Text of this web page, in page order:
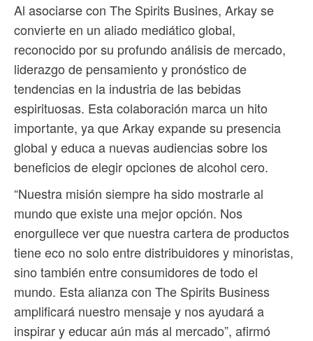
Al asociarse con The Spirits Busines, Arkay se
convierte en un aliado mediático global,
reconocido por su profundo análisis de mercado,
liderazgo de pensamiento y pronóstico de
tendencias en la industria de las bebidas
espirituosas. Esta colaboración marca un hito
importante, ya que Arkay expande su presencia
global y educa a nuevas audiencias sobre los
beneficios de elegir opciones de alcohol cero.
“Nuestra misión siempre ha sido mostrarle al
mundo que existe una mejor opción. Nos
enorgullece ver que nuestra cartera de productos
tiene eco no solo entre distribuidores y minoristas,
sino también entre consumidores de todo el
mundo. Esta alianza con The Spirits Business
amplificará nuestro mensaje y nos ayudará a
inspirar y educar aún más al mercado”, afirmó